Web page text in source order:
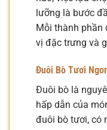
lưỡng là bước
Mỗi thành phần
vị đặc trưng và
Đuôi Bò Tươi
Đuôi bò là
hấp dẫn của
đuôi bò tươi, có